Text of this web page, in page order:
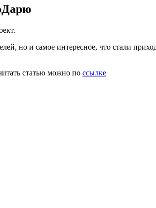
но и самое интересное, что стали
статью можно по ссылке